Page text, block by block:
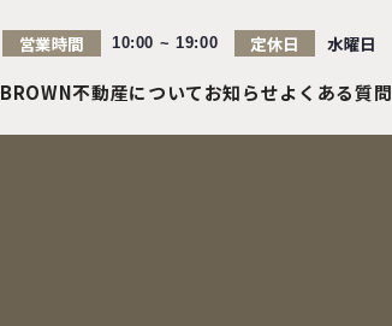
営業時間 10:00 ~ 19:00 定休日 水曜日
BROWN不動産についてお知らせよくある質問